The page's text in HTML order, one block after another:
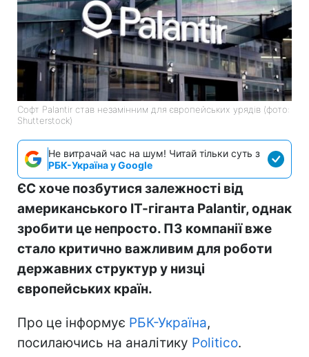
Софт Palantir став незамінним для європейських урядів (фото:
Shutterstock)
Не витрачай час на шум! Читай тільки суть з
РБК-Україна у Google
ЄС хоче позбутися залежності від
американського ІТ-гіганта Palantir, однак
зробити це непросто. ПЗ компанії вже
стало критично важливим для роботи
державних структур у низці
європейських країн.
Про це інформує РБК-Україна,
посилаючись на аналітику Politico.